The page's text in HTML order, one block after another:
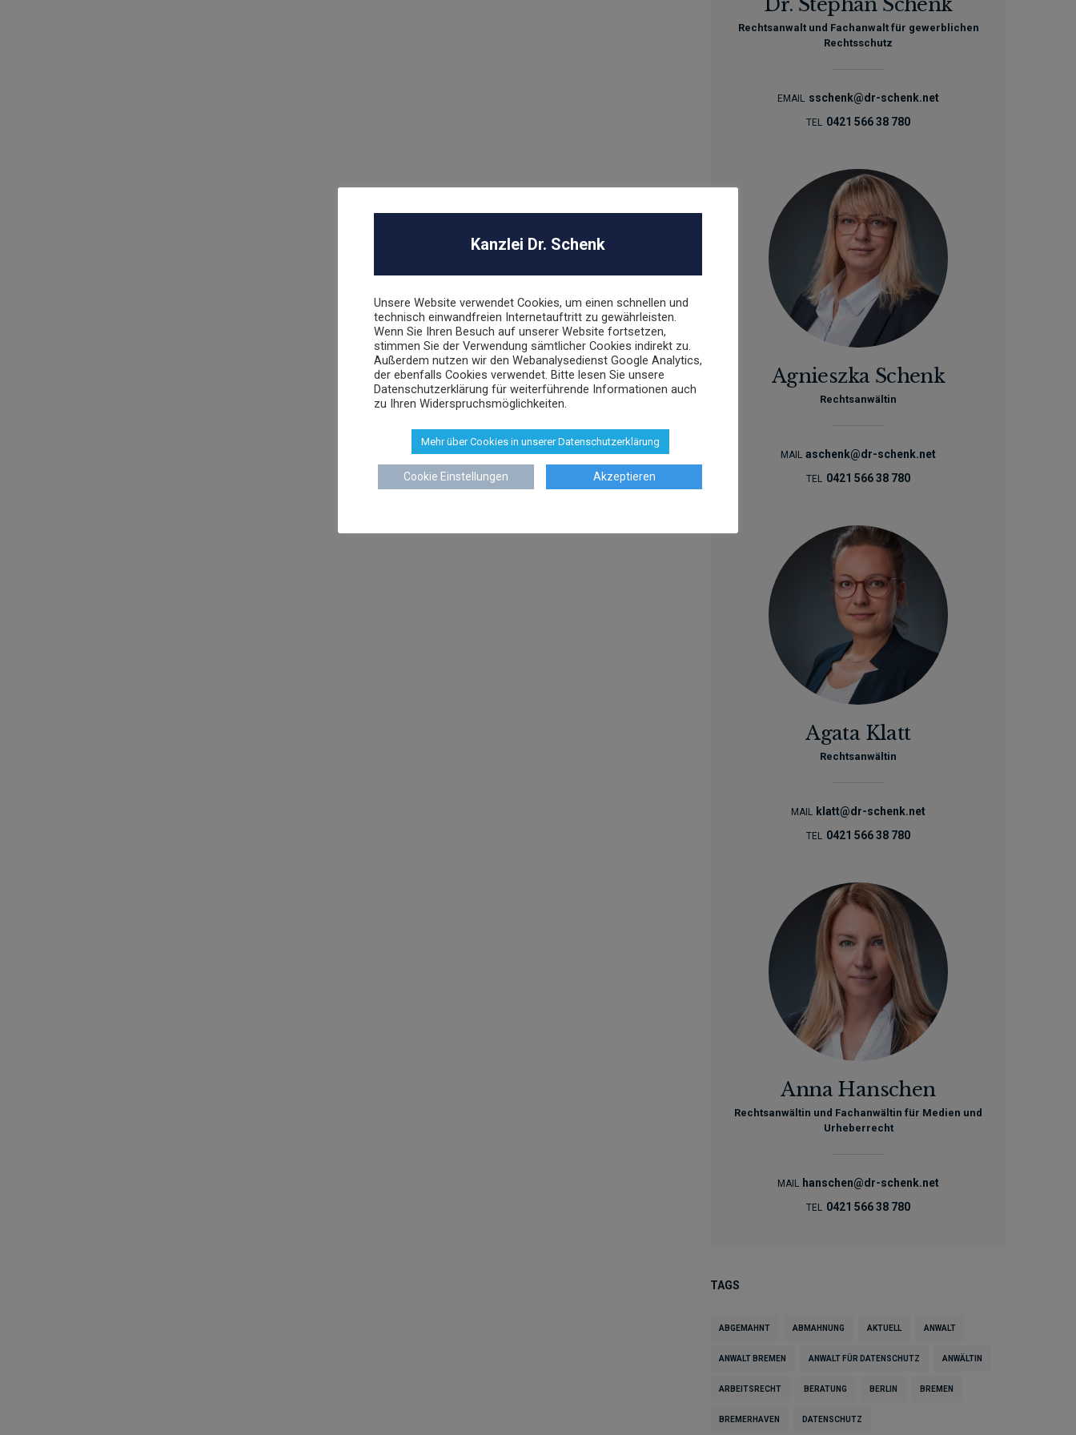
Rechtsanwalt und Fachanwalt für gewerblichen
Rechtsschutz
EMAIL sschenk@dr-schenk.net
TEL 0421 566 38 780
Agnieszka Schenk
Rechtsanwältin
MAIL aschenk@dr-schenk.net
TEL 0421 566 38 780
Agata Klatt
Rechtsanwältin
MAIL klatt@dr-schenk.net
TEL 0421 566 38 780
Anna Hanschen
Rechtsanwältin und Fachanwältin für Medien und
Urheberrecht
MAIL hanschen@dr-schenk.net
TEL 0421 566 38 780
TAGS
ABGEMAHNT ABMAHNUNG AKTUELL ANWALT
ANWALT BREMEN ANWALT FÜR DATENSCHUTZ ANWÄLTIN
ARBEITSRECHT BERATUNG BERLIN BREMEN
BREMERHAVEN DATENSCHUTZ
Kanzlei Dr. Schenk
Unsere Website verwendet Cookies, um einen schnellen und
technisch einwandfreien Internetauftritt zu gewährleisten.
Wenn Sie Ihren Besuch auf unserer Website fortsetzen,
stimmen Sie der Verwendung sämtlicher Cookies indirekt zu.
Außerdem nutzen wir den Webanalysedienst Google Analytics,
der ebenfalls Cookies verwendet. Bitte lesen Sie unsere
Datenschutzerklärung für weiterführende Informationen auch
zu Ihren Widerspruchsmöglichkeiten.
Mehr über Cookies in unserer Datenschutzerklärung
Cookie Einstellungen Akzeptieren